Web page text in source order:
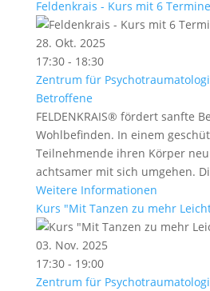
Feldenkrais - Kurs mit 6
28. Okt. 2025
17:30 - 18:30
Zentrum für
Betroffene
FELDENKRAIS® fördert sanfte
Wohlbefinden. In einem
Teilnehmende ihren Körper
achtsamer mit sich umgehen.
Weitere Informationen
Kurs "Mit Tanzen zu mehr
03. Nov. 2025
17:30 - 19:00
Zentrum für